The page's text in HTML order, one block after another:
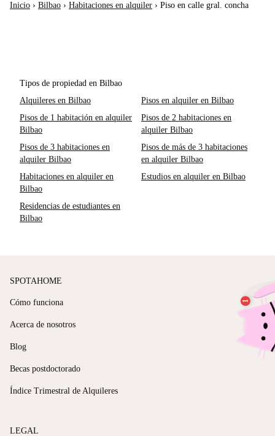
Inicio › Bilbao › Habitaciones en alquiler › Piso en calle gral. concha
Tipos de propiedad en Bilbao
Alquileres en Bilbao
Pisos en alquiler en Bilbao
Pisos de 1 habitación en alquiler
Bilbao
Pisos de 2 habitaciones en
alquiler Bilbao
Pisos de 3 habitaciones en
alquiler Bilbao
Pisos de más de 3 habitaciones
en alquiler Bilbao
Habitaciones en alquiler en
Bilbao
Estudios en alquiler en Bilbao
Residencias de estudiantes en
Bilbao
SPOTAHOME
Cómo funciona
Acerca de nosotros
Blog
Becas postdoctorado
Índice Trimestral de Alquileres
LEGAL